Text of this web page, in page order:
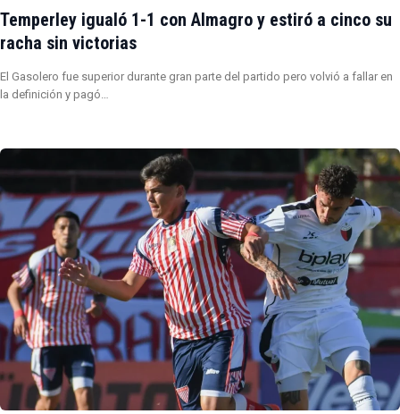
Temperley igualó 1-1 con Almagro y estiró a cinco su
racha sin victorias
El Gasolero fue superior durante gran parte del partido pero volvió a fallar en
la definición y pagó…